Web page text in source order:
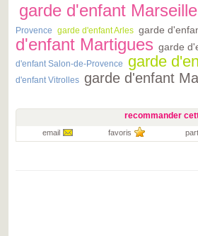
garde d'enfant Marseille
Provence garde d'enfant Arles garde
d'enfant Martigues garde
d'enfant Salon-de-Provence garde
d'enfant Vitrolles garde d'enfant
recommander
email favoris